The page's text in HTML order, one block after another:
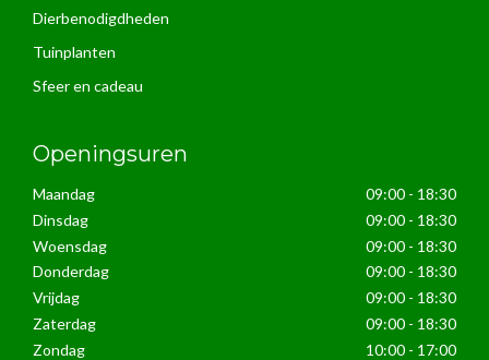
Dierbenodigdheden
Tuinplanten
Sfeer en cadeau
Openingsuren
Maandag
09:00 - 18:30
Dinsdag
09:00 - 18:30
Woensdag
09:00 - 18:30
Donderdag
09:00 - 18:30
Vrijdag
09:00 - 18:30
Zaterdag
09:00 - 18:30
Zondag
10:00 - 17:00